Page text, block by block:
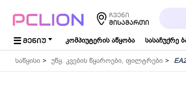
ჩვენი
ᲛᲘᲡᲐᲛᲐᲠᲗᲘ
ᲛᲔᲜᲘᲣ კომპიუტერის აწყობა სასაჩუქრე
საწყისი უწყ. კვების წყაროები, ფილტრები